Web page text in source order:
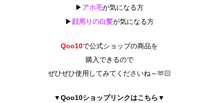
▶ アホ毛が気になる方
▶ 顔周りの白髪が気になる方
Qoo10で公式ショップの商品を
購入できるので
ぜひぜひ使用してみてくださいね～🫶🏻
▼Qoo10ショップリンクはこちら ▼